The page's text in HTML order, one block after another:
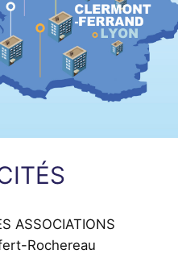
ASSOCIATIONS
Rochereau